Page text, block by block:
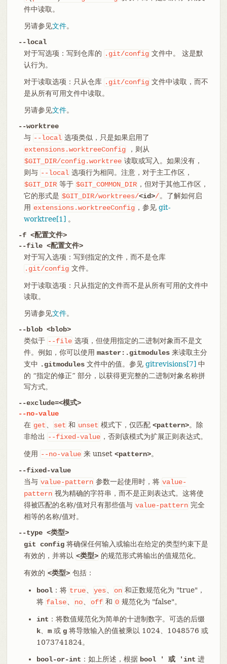
件中读取。
另请参见文件。
--local
对于写选项：写到仓库的 .git/config 文件中。 这是默
认行为。
对于读取选项：只从仓库 .git/config 文件中读取，而不
是从所有可用文件中读取。
另请参见文件。
--worktree
与 --local 选项类似，只是如果启用了
extensions.worktreeConfig ，则从
$GIT_DIR/config.worktree 读取或写入。如果没有，
则与 --local 选项行为相同。注意，对于主工作区，
$GIT_DIR 等于 $GIT_COMMON_DIR ，但对于其他工作区，
它的形式是 $GIT_DIR/worktrees/<id>/ 。了解如何启
用 extensions.worktreeConfig ，参见 git-
worktree[1] 。
-f <配置文件>
--file <配置文件>
对于写入选项：写到指定的文件，而不是仓库
.git/config 文件。
对于读取选项：只从指定的文件而不是从所有可用的文件中
读取。
另请参见文件。
--blob <blob>
类似于 --file 选项，但使用指定的二进制对象而不是文
件。例如，你可以使用 master:.gitmodules来读取主分
支中 .gitmodules文件中的值。参见 gitrevisions[7] 中
的 “指定的修正” 部分，以获得更完整的二进制对象名称拼
写方式。
--exclude=<模式>
--no-value
在 get set 和 unset 模式下，仅匹配 <pattern>。除
非给出 --fixed-value ，否则该模式为扩展正则表达式。
使用 --no-value 来 unset <pattern>。
--fixed-value
当与 value-pattern 参数一起使用时，将 value-
pattern 视为精确的字符串，而不是正则表达式。这将使
得被匹配的名称/值对只有那些值与 value-pattern 完全
相等的名称/值对。
--type <类型>
git config将确保任何输入或输出在给定的类型约束下是
有效的，并将以 <类型> 的规范形式将输出的值规范化。
有效的 <类型> 包括：
bool：将 true yes on 和正数规范化为 "true"，
将 false no off 和 0 规范化为 "false"。
int ：将数值规范化为简单的十进制数字。可选的后缀
k、 m或 g将导致输入的值被乘以 1024、1048576 或
1073741824。
bool-or-int ：如上所述，根据 bool ' 或 'int 进